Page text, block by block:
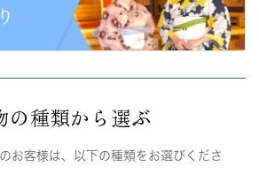
の種類から選ぶ
お客様は、以下の種類をお選びくださ